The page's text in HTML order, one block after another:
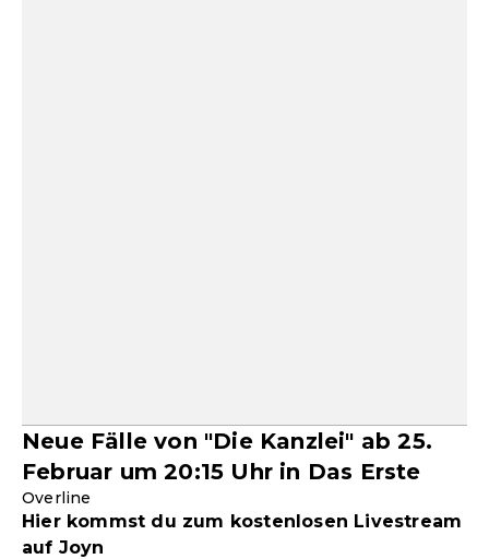
Neue Fälle von "Die Kanzlei" ab 25.
Februar um 20:15 Uhr in Das Erste
Overline
Hier kommst du zum kostenlosen Livestream
auf Joyn